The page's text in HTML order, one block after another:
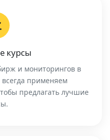
курсы
и мониторингов в
применяем
предлагать лучшие